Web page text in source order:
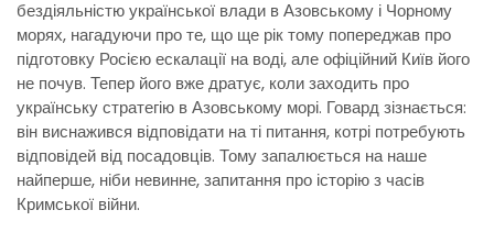
бездіяльністю української влади в Азовському і Чорному
морях, нагадуючи про те, що ще рік тому попереджав про
підготовку Росією ескалації на воді, але офіційний Київ його
не почув. Тепер його вже дратує, коли заходить про
українську стратегію в Азовському морі. Говард зізнається:
він виснажився відповідати на ті питання, котрі потребують
відповідей від посадовців. Тому запалюється на наше
найперше, ніби невинне, запитання про історію з часів
Кримської війни.